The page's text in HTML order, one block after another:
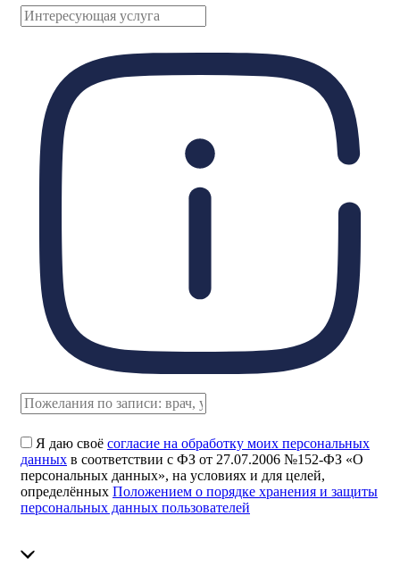
Я даю своё согласие на обработку моих персональных
данных в соответствии с ФЗ от 27.07.2006 №152-ФЗ «О
персональных данных», на условиях и для целей,
определённых Положением о порядке хранения и защиты
персональных данных пользователей